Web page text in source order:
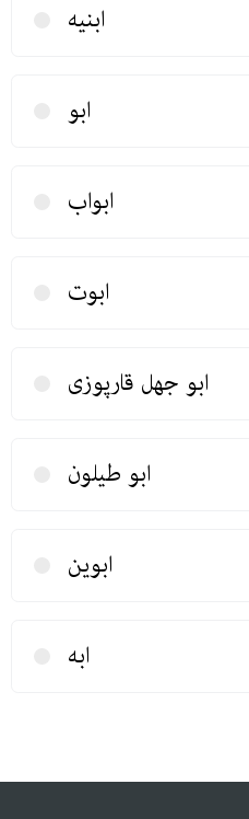
ابنیه
ابو
ابواب
ابوت
ابو جهل قارپوزی
ابو طیلون
ابوین
ابه